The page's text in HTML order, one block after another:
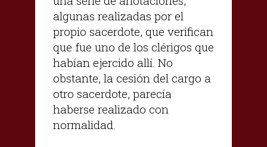
algunas realizadas por el
propio sacerdote, que verifican
que fue uno de los clérigos que
habían ejercido allí. No
obstante, la cesión del cargo a
otro sacerdote, parecía
haberse realizado con
normalidad.